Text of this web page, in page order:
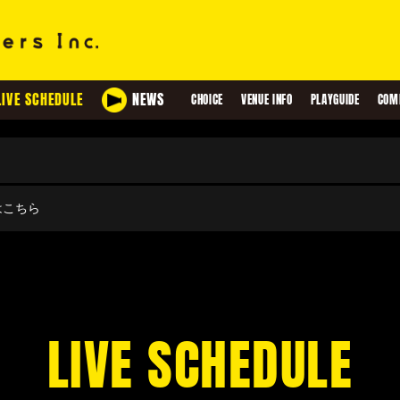
SCHEDULE NEWS CHOICE VENUE INFO PLAYGUIDE
ちら
LIVE SCHEDULE